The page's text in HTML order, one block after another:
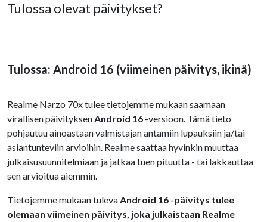
Tulossa olevat päivitykset?
Tulossa: Android 16 (viimeinen päivitys, ikinä)
Realme Narzo 70x tulee tietojemme mukaan saamaan
virallisen päivityksenAndroid 16 -versioon. Tämä tieto
pohjautuu ainoastaan valmistajan antamiin lupauksiin ja/tai
asiantunteviin arvioihin. Realme saattaa hyvinkin muuttaa
julkaisusuunnitelmiaan ja jatkaa tuen pituutta - tai lakkauttaa
sen arvioitua aiemmin.
Tietojemme mukaan tulevaAndroid 16 -päivitys tulee
olemaan viimeinen päivitys, joka julkaistaan Realme